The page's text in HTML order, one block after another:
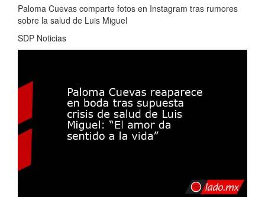
Paloma Cuevas comparte fotos en Instagram tras rumores
sobre la salud de Luis Miguel
SDP Noticias